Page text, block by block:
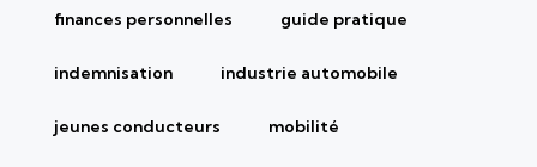
finances personnelles guide pratique
indemnisation industrie automobile
jeunes conducteurs mobilité